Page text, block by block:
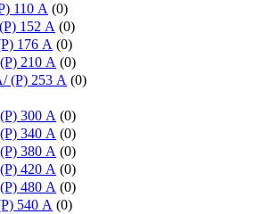
110 А (0)
152 А (0)
176 А (0)
210 А (0)
(P) 253 А (0)
300 А (0)
340 А (0)
380 А (0)
420 А (0)
480 А (0)
540 А (0)